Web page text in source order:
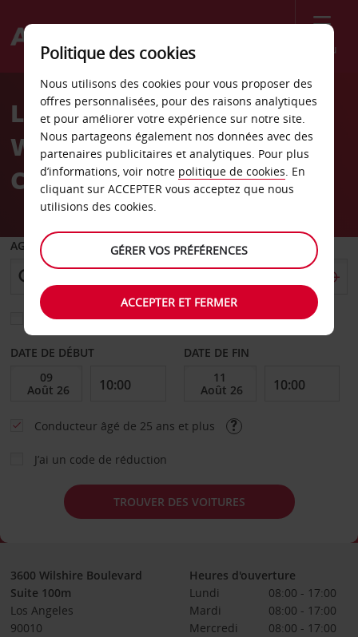
Menu
Welcome
AvisLocation de voiture
Wilshire Los Angeles
Californie
AGENCE DE DÉPART
Sélectionnez une autre agence de retour
DATE DE DÉBUT DATE DE FIN
Conducteur âgé de 25 ans et plus
J’ai un code de réduction
TROUVER DES VOITURES
3600 Wilshire Boulevard
Suite 100m
Los Angeles
90010
Heures d'ouverture
Lundi
08:00 - 17:00
Mardi
08:00 - 17:00
Mercredi
08:00 - 17:00
Politique des cookies
Nous utilisons des cookies pour vous proposer des
offres personnalisées, pour des raisons analytiques
et pour améliorer votre expérience sur notre site.
Nous partageons également nos données avec des
partenaires publicitaires et analytiques. Pour plus
d’informations, voir notre politique de cookies. En
cliquant sur ACCEPTER vous acceptez que nous
utilisions des cookies.
GÉRER VOS PRÉFÉRENCES
ACCEPTER ET FERMER